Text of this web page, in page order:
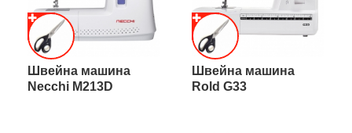
Швейна машина
Necchi M213D
Швейна машина
Rold G33